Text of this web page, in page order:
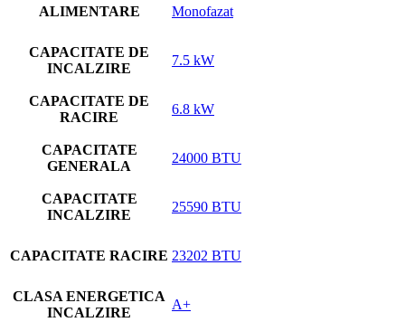
ALIMENTARE Monofazat
CAPACITATE DE
INCALZIRE
7.5 kW
CAPACITATE DE
RACIRE
6.8 kW
CAPACITATE
GENERALA
24000 BTU
CAPACITATE
INCALZIRE
25590 BTU
CAPACITATE RACIRE 23202 BTU
CLASA ENERGETICA
INCALZIRE
A+